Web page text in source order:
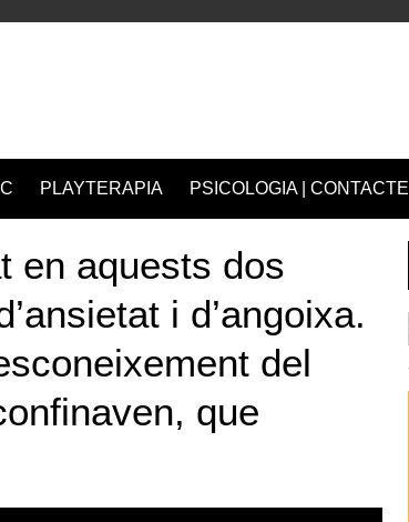
PLAYTERAPIA PSICOLOGIA | CONTACTE
en aquests dos
i d’angoixa.
del
que